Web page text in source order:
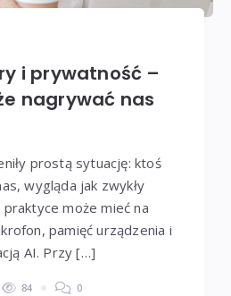
i prywatność –
nagrywać nas
prostą sytuację: ktoś
wygląda jak zwykły
może mieć na
pamięć urządzenia i
AI. Przy […]
84 0